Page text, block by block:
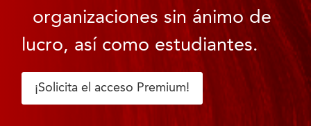
organizaciones sin ánimo de
lucro, así como estudiantes.
¡Solicita el acceso Premium!